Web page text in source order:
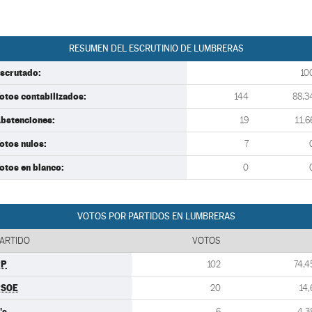
RESUMEN DEL ESCRUTINIO DE LUMBRERAS
contabilizados: 144
19
nulos: 7
en blanco: 0
VOTOS POR PARTIDOS EN LUMBRERAS
VOTOS
102
20